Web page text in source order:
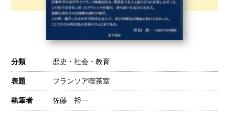
分類 歴史・社会・教育
表題 フランソア喫茶室
執筆者 佐藤 裕一